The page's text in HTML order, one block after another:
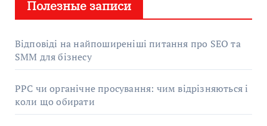
Полезные записи
Відповіді на найпоширеніші питання про SEO та
SMM для бізнесу
PPC чи органічне просування: чим відрізняються і
коли що обирати